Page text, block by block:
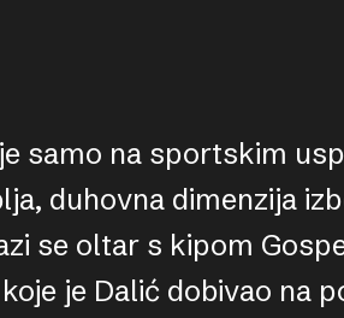
samo na sportskim
duhovna dimenzija
se oltar s kipom
je Dalić dobivao na